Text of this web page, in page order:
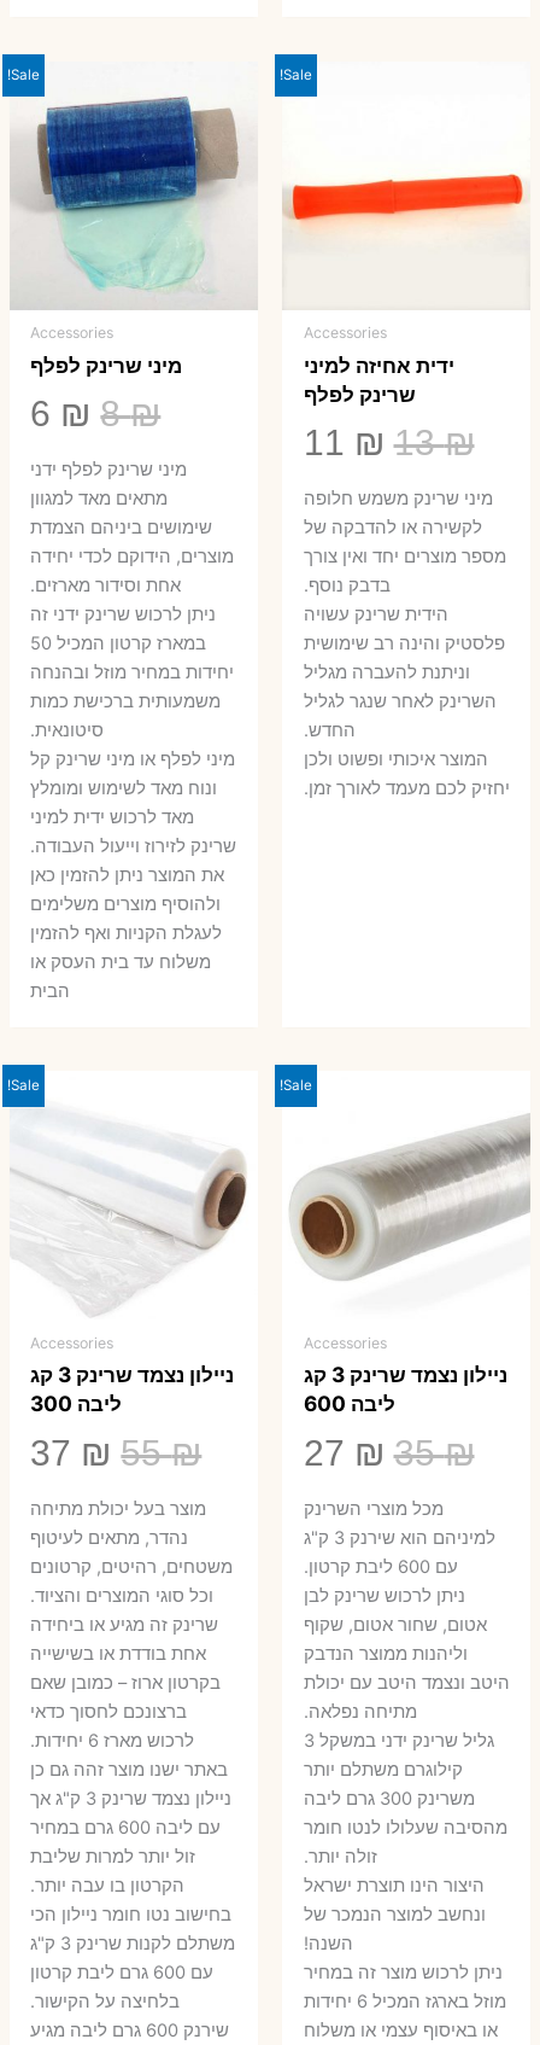
Sale!
Accessories
ידית אחיזה למיני
שרינק לפלף
13₪
המחיר
המקורי
היה:
13 ₪.
11 ₪
הוא:
​מיני שרינק משמש חלופה
לקשירה או להדבקה של
מספר מוצרים יחד ואין צורך
בדבק נוסף.
הידית שרינק עשויה
פלסטיק והינה רב שימושית
וניתנת להעברה מגליל
השרינק לאחר שנגר לגליל
החדש.
המוצר איכותי ופשוט ולכן
יחזיק לכם מעמד לאורך זמן.
Sale!
Accessories
מיני שרינק לפלף
8₪
היה:
8 ₪.
6 ₪
6 ₪.
מיני שרינק לפלף ידני
מתאים מאד למגוון
שימושים ביניהם הצמדת
מוצרים, הידוקם לכדי יחידה
אחת וסידור מארזים.
ניתן לרכוש שרינק ידני זה
במארז קרטון המכיל 50
יחידות במחיר מוזל ובהנחה
משמעותית ברכישת כמות
סיטונאית.
מיני לפלף או מיני שרינק קל
ונוח מאד לשימוש ומומלץ
מאד לרכוש ידית למיני
שרינק לזירוז וייעול העבודה.
את המוצר ניתן להזמין כאן
ולהוסיף מוצרים משלימים
לעגלת הקניות ואף להזמין
משלוח עד בית העסק או
הבית
Sale!
Accessories
ניילון נצמד שרינק 3 קג
ליבה 600
35₪
המחיר
המקורי
היה:
35 ₪.
27 ₪
הנוכחי
הוא:
מכל מוצרי השרינק
למיניהם הוא שירנק 3 ק"ג
עם 600 ליבת קרטון.
ניתן לרכוש שרינק לבן
אטום, שחור אטום, שקוף
וליהנות ממוצר הנדבק
היטב ונצמד היטב עם יכולת
מתיחה נפלאה.
גליל שרינק ידני במשקל 3
קילוגרם משתלם יותר
משרינק 300 גרם ליבה
מהסיבה שעלולו לנטו חומר
זולה יותר.
היצור הינו תוצרת ישראל
ונחשב למוצר הנמכר של
השנה!
ניתן לרכוש מוצר זה במחיר
מוזל בארגז המכיל 6 יחידות
או באיסוף עצמי או משלוח
Sale!
Accessories
ניילון נצמד שרינק 3 קג
ליבה 300
55₪
המחיר
המקורי
היה:
55 ₪.
37 ₪
₪.
מוצר בעל יכולת מתיחה
נהדר, מתאים לעיטוף
משטחים, רהיטים, קרטונים
וכל סוגי המוצרים והציוד.
שרינק זה מגיע או ביחידה
אחת בודדת או בשישייה
בקרטון ארוז – כמובן שאם
ברצונכם לחסוך כדאי
לרכוש מארז 6 יחידות.
באתר ישנו מוצר זהה גם כן
ניילון נצמד שרינק 3 ק"ג אך
עם ליבה 600 גרם במחיר
זול יותר למרות שליבת
הקרטון בו עבה יותר.
בחישוב נטו חומר ניילון הכי
משתלם לקנות שרינק 3 ק"ג
עם 600 גרם ליבת קרטון
בלחיצה על הקישור.
שירנק 600 גרם ליבה מגיע